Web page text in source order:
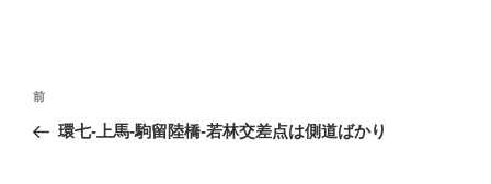
投
ナ
前
の
前
環七-上馬-駒留陸橋-若林交差点は側道ばかり